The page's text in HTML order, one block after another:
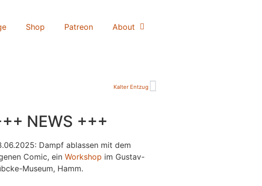
Shop Patreon About
Kalter Entzug
NEWS +++
Dampf ablassen mit dem
Comic, ein Workshop im Gustav-
Museum, Hamm.